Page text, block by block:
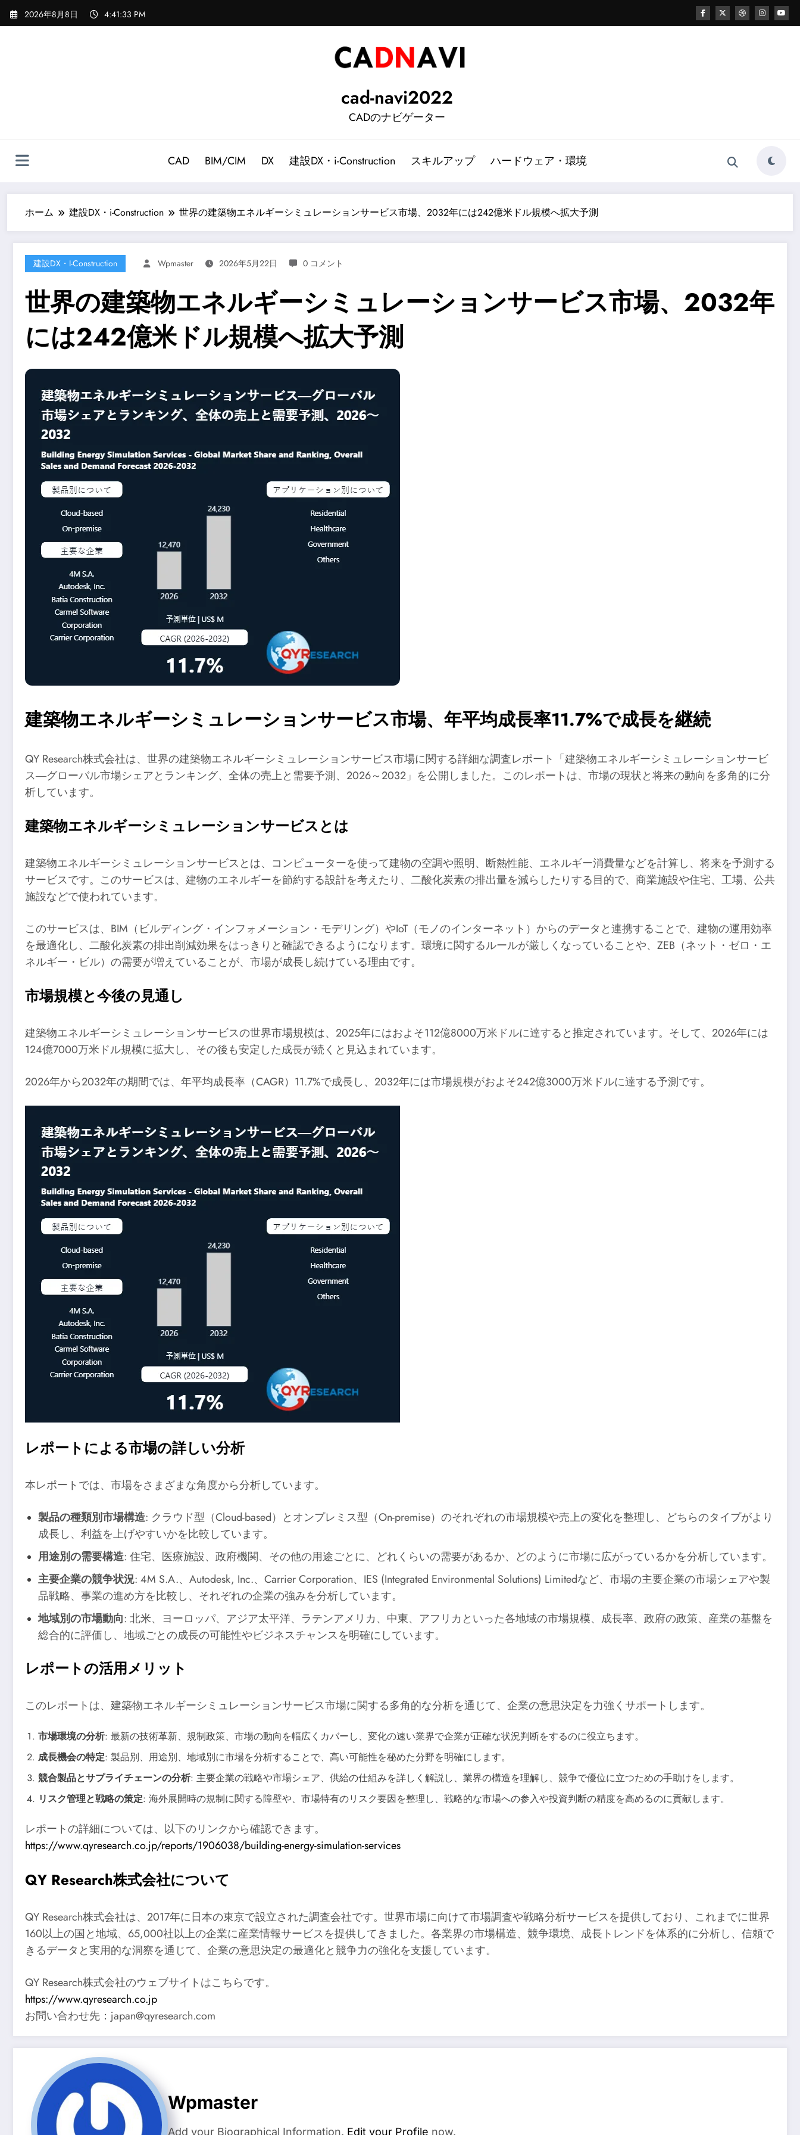
プ
2026年8月8日 4:41:34 PM
cad-navi2022
CADのナビゲーター
CAD BIM/CIM DX 建設DX・i-Construction スキルアップ ハードウェア・環境
ホーム 建設DX・i-Construction 世界の建築物エネルギーシミュレーションサービス市場、2032年には242億米ドル規模へ拡大予測
建設DX・i-Construction Wpmaster 2026年5月22日 0 コメント
世界の建築物エネルギーシミュレーションサービス市場、2032年
には242億米ドル規模へ拡大予測
建築物エネルギーシミュレーションサービス市場、年平均成長率11.7%で成長を継続
QY Research株式会社は、世界の建築物エネルギーシミュレーションサービス市場に関する詳細な調査レポート「建築物エネルギーシミュレーションサービ
ス―グローバル市場シェアとランキング、全体の売上と需要予測、2026～2032」を公開しました。このレポートは、市場の現状と将来の動向を多角的に分
析しています。
建築物エネルギーシミュレーションサービスとは
建築物エネルギーシミュレーションサービスとは、コンピューターを使って建物の空調や照明、断熱性能、エネルギー消費量などを計算し、将来を予測する
サービスです。このサービスは、建物のエネルギーを節約する設計を考えたり、二酸化炭素の排出量を減らしたりする目的で、商業施設や住宅、工場、公共
施設などで使われています。
このサービスは、BIM（ビルディング・インフォメーション・モデリング）やIoT（モノのインターネット）からのデータと連携することで、建物の運用効率
を最適化し、二酸化炭素の排出削減効果をはっきりと確認できるようになります。環境に関するルールが厳しくなっていることや、ZEB（ネット・ゼロ・エ
ネルギー・ビル）の需要が増えていることが、市場が成長し続けている理由です。
市場規模と今後の見通し
建築物エネルギーシミュレーションサービスの世界市場規模は、2025年にはおよそ112億8000万米ドルに達すると推定されています。そして、2026年には
124億7000万米ドル規模に拡大し、その後も安定した成長が続くと見込まれています。
2026年から2032年の期間では、年平均成長率（CAGR）11.7%で成長し、2032年には市場規模がおよそ242億3000万米ドルに達する予測です。
レポートによる市場の詳しい分析
本レポートでは、市場をさまざまな角度から分析しています。
製品の種類別市場構造: クラウド型（Cloud-based）とオンプレミス型（On-premise）のそれぞれの市場規模や売上の変化を整理し、どちらのタイプがより
成長し、利益を上げやすいかを比較しています。
用途別の需要構造: 住宅、医療施設、政府機関、その他の用途ごとに、どれくらいの需要があるか、どのように市場に広がっているかを分析しています。
主要企業の競争状況: 4M S.A.、Autodesk, Inc.、Carrier Corporation、IES (Integrated Environmental Solutions) Limitedなど、市場の主要企業の市場シェアや製
品戦略、事業の進め方を比較し、それぞれの企業の強みを分析しています。
地域別の市場動向: 北米、ヨーロッパ、アジア太平洋、ラテンアメリカ、中東、アフリカといった各地域の市場規模、成長率、政府の政策、産業の基盤を
総合的に評価し、地域ごとの成長の可能性やビジネスチャンスを明確にしています。
レポートの活用メリット
このレポートは、建築物エネルギーシミュレーションサービス市場に関する多角的な分析を通じて、企業の意思決定を力強くサポートします。
市場環境の分析: 最新の技術革新、規制政策、市場の動向を幅広くカバーし、変化の速い業界で企業が正確な状況判断をするのに役立ちます。
成長機会の特定: 製品別、用途別、地域別に市場を分析することで、高い可能性を秘めた分野を明確にします。
競合製品とサプライチェーンの分析: 主要企業の戦略や市場シェア、供給の仕組みを詳しく解説し、業界の構造を理解し、競争で優位に立つための手助けをします。
リスク管理と戦略の策定: 海外展開時の規制に関する障壁や、市場特有のリスク要因を整理し、戦略的な市場への参入や投資判断の精度を高めるのに貢献します。
レポートの詳細については、以下のリンクから確認できます。
https://www.qyresearch.co.jp/reports/1906038/building-energy-simulation-services
QY Research株式会社について
QY Research株式会社は、2017年に日本の東京で設立された調査会社です。世界市場に向けて市場調査や戦略分析サービスを提供しており、これまでに世界
160以上の国と地域、65,000社以上の企業に産業情報サービスを提供してきました。各業界の市場構造、競争環境、成長トレンドを体系的に分析し、信頼で
きるデータと実用的な洞察を通じて、企業の意思決定の最適化と競争力の強化を支援しています。
QY Research株式会社のウェブサイトはこちらです。
https://www.qyresearch.co.jp
お問い合わせ先：japan@qyresearch.com
Wpmaster
Add your Biographical Information. Edit your Profile now.